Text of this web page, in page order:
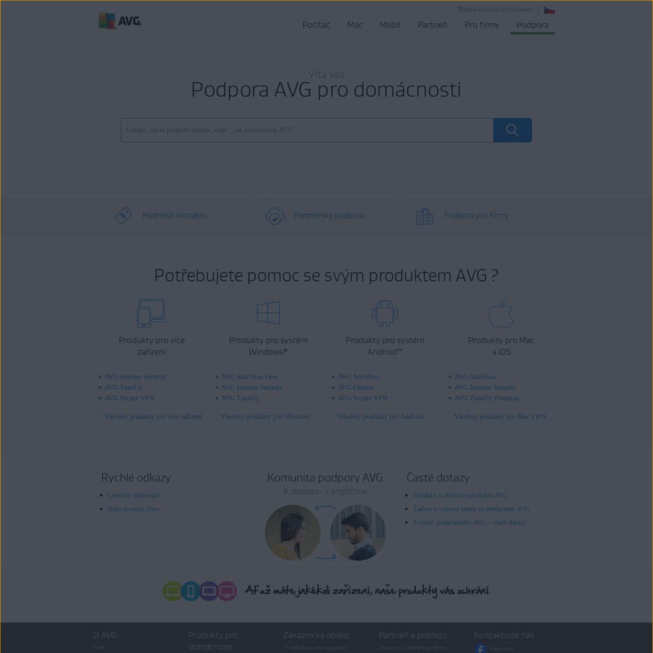
Přihlásit se k účtu AVG Account
Počítač Mac Mobil Partneři Pro firmy Podpora
Vítá vás
Podpora AVG pro domácnosti
Možnosti kontaktu Partnerská podpora Podpora pro firmy
Potřebujete pomoc se svým produktem AVG ?
Produkty pro více
zařízení
AVG Internet Security
AVG TuneUp
AVG Secure VPN
Všechny produkty pro více zařízení
Produkty pro systém
Windows®
AVG AntiVirus Free
AVG Internet Security
AVG TuneUp
Všechny produkty pro Windows
Produkty pro systém
Android™
AVG AntiVirus
AVG Cleaner
AVG Secure VPN
Všechny produkty pro Android
Produkty pro Mac
a iOS
AVG AntiVirus
AVG Internet Security
AVG TuneUp Premium
Všechny produkty pro Mac a iOS
Rychlé odkazy
Centrum stahování
Najít licenční číslo
Komunita podpory AVG
K dispozici v angličtině
Časté dotazy
Instalace a aktivace produktu AVG
Žádost o vrácení peněz za předplatné AVG
Zrušení předplatného AVG – časté dotazy
O AVG
Produkty pro
domácnosti
Zákaznická oblast Partneři a prodejci Kontaktujte nás